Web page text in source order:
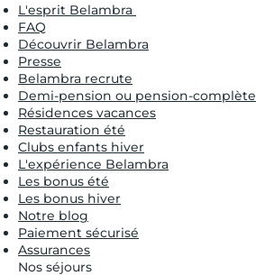
L'esprit Belambra
FAQ
Découvrir Belambra
Presse
Belambra recrute
Demi-pension ou pension-complète
Résidences vacances
Restauration été
Clubs enfants hiver
L'expérience Belambra
Les bonus été
Les bonus hiver
Notre blog
Paiement sécurisé
Assurances
Nos séjours